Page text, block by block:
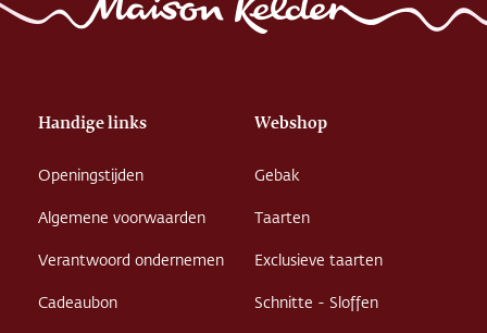
Handige links
Openingstijden
Algemene voorwaarden
Verantwoord ondernemen
Cadeaubon
Webshop
Gebak
Taarten
Exclusieve taarten
Schnitte - Sloffen